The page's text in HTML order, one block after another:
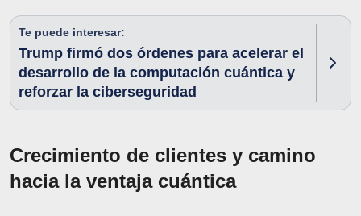
Te puede interesar:
Trump firmó dos órdenes para acelerar el
desarrollo de la computación cuántica y
reforzar la ciberseguridad
Crecimiento de clientes y camino
hacia la ventaja cuántica